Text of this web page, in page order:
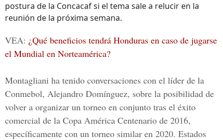
postura de la Concacaf si el tema sale a relucir en la
reunión de la próxima semana.
VEA: ¿Qué beneficios tendrá Honduras en caso de jugarse
el Mundial en Norteamérica?
Montagliani ha tenido conversaciones con el líder de la
Conmebol, Alejandro Domínguez, sobre la posibilidad de
volver a organizar un torneo en conjunto tras el éxito
comercial de la Copa América Centenario de 2016,
específicamente con un torneo similar en 2020. Estados